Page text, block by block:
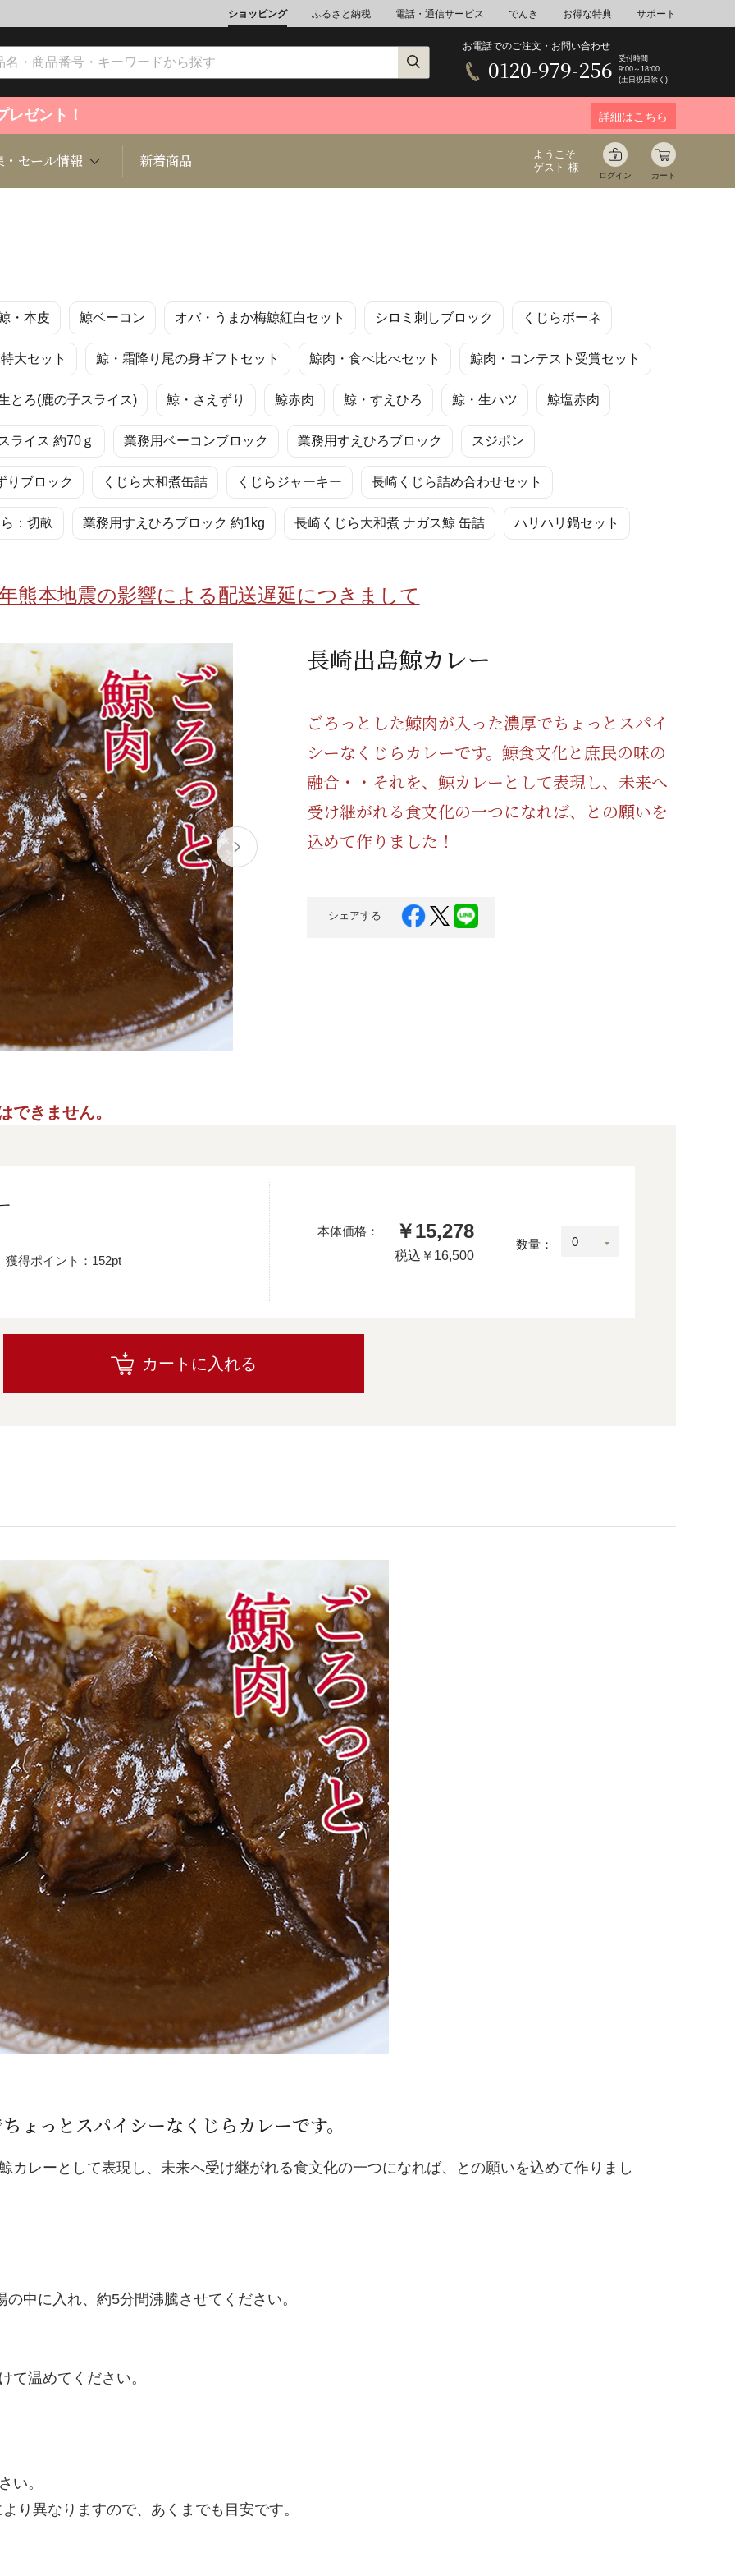
ショッピング ふるさと納税 電話・通信サービス でんき お得な特典 サポート
お電話でのご注文・お問い合わせ
0120-979-256
受付時間
9:00～18:00
(土日祝日除く)
レゼント！ 詳細はこちら
総菜 麺類/つゆ ミネラルウォーター
リンク 調味料 乳製品/蜂蜜 パン
ギフト 豊洲お取り寄せ 健康/美容
ョン 定期購読雑誌 書籍
ビー 伝統工芸 事務用品 防災関連
連
・セール情報 新着商品
ようこそ
ゲスト 様
ログイン カート
・本皮 鯨ベーコン オバ・うまか梅鯨紅白セット シロミ刺しブロック くじらボーネ
大セット 鯨・霜降り尾の身ギフトセット 鯨肉・食べ比べセット 鯨肉・コンテスト受賞セット
とろ(鹿の子スライス) 鯨・さえずり 鯨赤肉 鯨・すえひろ 鯨・生ハツ 鯨塩赤肉
ライス 約70ｇ 業務用ベーコンブロック 業務用すえひろブロック スジポン
りブロック くじら大和煮缶詰 くじらジャーキー 長崎くじら詰め合わせセット
：切畝 業務用すえひろブロック 約1kg 長崎くじら大和煮 ナガス鯨 缶詰 ハリハリ鍋セット
熊本地震の影響による配送遅延につきまして
長崎出島鯨カレー
ごろっとした鯨肉が入った濃厚でちょっとスパイ
シーなくじらカレーです。鯨食文化と庶民の味の
融合・・それを、鯨カレーとして表現し、未来へ
受け継がれる食文化の一つになれば、との願いを
込めて作りました！
シェアする
できません。
獲得ポイント：152pt
本体価格： ￥15,278
税込 ￥16,500
数量：
カートに入れる
ょっとスパイシーなくじらカレーです。
カレーとして表現し、未来へ受け継がれる食文化の一つになれば、との願いを込めて作りまし
中に入れ、約5分間沸騰させてください。
て温めてください。
い。
り異なりますので、あくまでも目安です。